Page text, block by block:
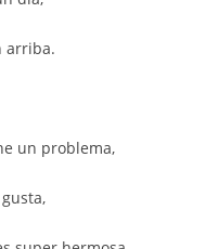
arriba.
un problema,